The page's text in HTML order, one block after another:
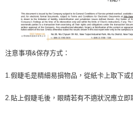
注意事項&保存方式：
1.假睫毛是精細易損物品，從紙卡上取下或
2.貼上假睫毛後，眼睛若有不適狀況應立即